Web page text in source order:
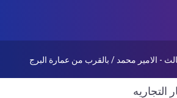
- الامير محمد / بالقرب من عمارة البرج